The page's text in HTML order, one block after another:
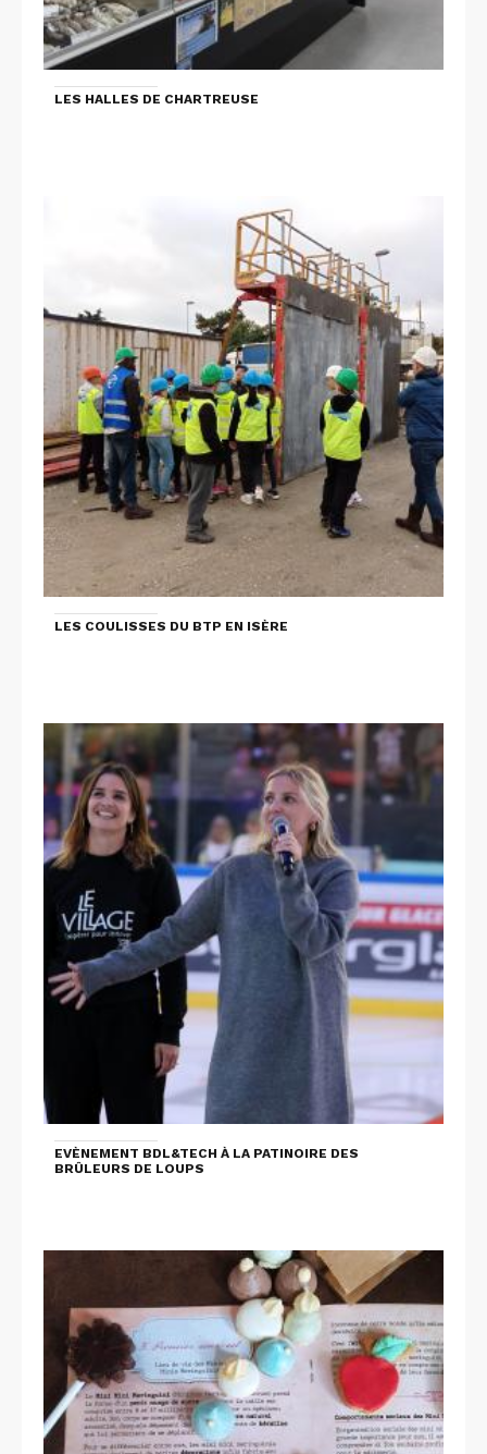
LES HALLES DE CHARTREUSE
LES COULISSES DU BTP EN ISÈRE
EVÈNEMENT BDL&TECH À LA PATINOIRE DES
BRÛLEURS DE LOUPS